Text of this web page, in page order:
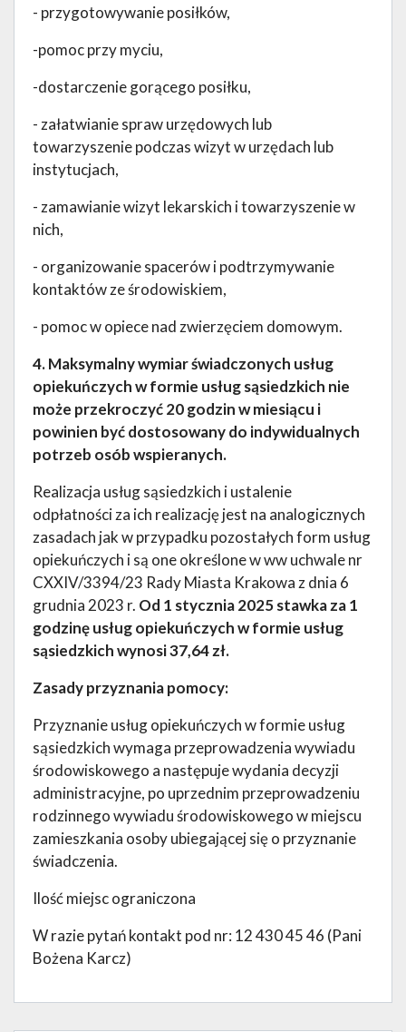
- przygotowywanie posiłków,
-pomoc przy myciu,
-dostarczenie gorącego posiłku,
- załatwianie spraw urzędowych lub
towarzyszenie podczas wizyt w urzędach lub
instytucjach,
- zamawianie wizyt lekarskich i towarzyszenie w
nich,
- organizowanie spacerów i podtrzymywanie
kontaktów ze środowiskiem,
- pomoc w opiece nad zwierzęciem domowym.
4. Maksymalny wymiar świadczonych usług
opiekuńczych w formie usług sąsiedzkich nie
może przekroczyć 20 godzin w miesiącu i
powinien być dostosowany do indywidualnych
potrzeb osób wspieranych.
Realizacja usług sąsiedzkich i ustalenie
odpłatności za ich realizację jest na analogicznych
zasadach jak w przypadku pozostałych form usług
opiekuńczych i są one określone w ww uchwale nr
CXXIV/3394/23 Rady Miasta Krakowa z dnia 6
grudnia 2023 r. Od 1 stycznia 2025 stawka za 1
godzinę usług opiekuńczych w formie usług
sąsiedzkich wynosi 37,64 zł.
Zasady przyznania pomocy:
Przyznanie usług opiekuńczych w formie usług
sąsiedzkich wymaga przeprowadzenia wywiadu
środowiskowego a następuje wydania decyzji
administracyjne, po uprzednim przeprowadzeniu
rodzinnego wywiadu środowiskowego w miejscu
zamieszkania osoby ubiegającej się o przyznanie
świadczenia.
Ilość miejsc ograniczona
W razie pytań kontakt pod nr: 12 430 45 46 (Pani
Bożena Karcz)